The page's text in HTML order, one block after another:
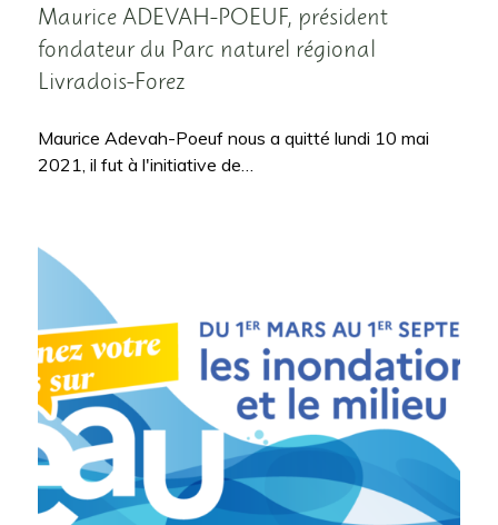
Maurice ADEVAH-POEUF, président
fondateur du Parc naturel régional
Livradois-Forez
Maurice Adevah-Poeuf nous a quitté lundi 10 mai
2021, il fut à l'initiative de…